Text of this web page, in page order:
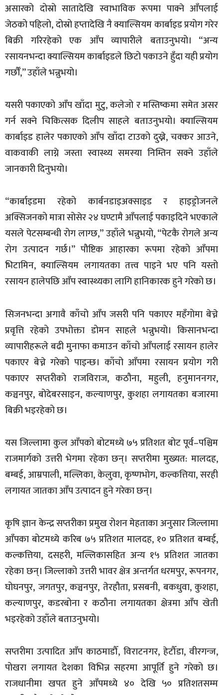
असारको दोस्रो सातादेखि स्वाभाविक रूपमा पाक्ने आँपलाई
जेठको पहिलो, दोस्रो हप्तादेखि नै क्याल्सियम कार्बाइड प्रयोग गरेर
बिक्री गरिरहेको एक आँप व्यापारीले बताउनुभयो। “अन्य
रसायनभन्दा क्याल्सियम कार्बाइडले छिटो पकाउने हुँदा यही प्रयोग
गर्छौँ,” उहाँले भन्नुभयो।
यसरी पकाएको आँप खाँदा मुटु, कलेजो र मस्तिष्कमा समेत असर
गर्न सक्ने चिकित्सक दिलीप साहले बताउनुभयो। क्याल्सियम
कार्बाइड हालेर पकाएको आँप खाँदा टाउको दुख्ने, चक्कर आउने,
वाकवाकी लाग्ने जस्ता स्वास्थ्य समस्या निम्तिन सक्ने उहाँले
जानकारी दिनुभयो।
“कार्बाइडमा रहेको कार्बनडाइअक्साइड र हाइड्रोजनले
अक्सिजनको मात्रा सोसेर २४ घण्टामै आँपलाई पकाइदिने भएकाले
यसले पेटसम्बन्धी रोग लाग्छ,” उहाँले भन्नुभयो, “पेटकै रोगले अन्य
रोग उत्पादन गर्छ।” पौष्टिक आहारका रूपमा रहेको आँपमा
भिटामिन, क्याल्सियम लगायतका तत्त्व पाइने भए पनि यस्तो
रसायन हालेपछि आँप स्वास्थ्यका लागि हानिकारक हुने गरेको छ।
सिजनभन्दा अगावै काँचो आँप जसरी पनि पकाएर महँगोमा बेच्ने
प्रवृत्ति रहेको उपभोक्ता डोमन साहले भन्नुभयो। किसानभन्दा
व्यापारीहरूले बढी मुनाफा कमाउन काँचो आँपलाई रसायन हालेर
पकाएर बेच्ने गरेको पाइन्छ। काँचो आँपमा रसायन प्रयोग गरी
पकाएर सप्तरीको राजविराज, कठौना, महुली, हनुमाननगर,
कञ्चनपुर, बोदेबरसाइन, कल्याणपुर, कुशहा लगायतका बजारमा
बिक्री भइरहेको छ।
यस जिल्लामा कुल आँपको बोटमध्ये ७५ प्रतिशत बोट पूर्व–पश्चिम
राजमार्गको उत्तरी भेगमा रहेका छन्। सप्तरीमा मुख्यत: मालदह,
बम्बई, आम्रपाली, मल्लिका, केलुवा, कृष्णभोग, कल्कत्तिया, सरही
लगायत जातका आँप उत्पादन हुने गरेका छन्।
कृषि ज्ञान केन्द्र सप्तरीका प्रमुख रोशन मेहताका अनुसार जिल्लामा
आँपका बोटमध्ये करिब ७५ प्रतिशत मालदह, १० प्रतिशत बम्बई,
कल्कत्तिया, दसहरी, मल्लिकासहित अन्य १५ प्रतिशत जातका
रहेका छन्। जिल्लाको उत्तरी भावर क्षेत्र अन्तर्गत धरमपुर, रूपनगर,
घोघनपुर, जगतपुर, कञ्चनपुर, तेरहौता, प्रसबनी, बकधुवा, कुशहा,
कल्याणपुर, कडरबोना र कठौना लगायतका क्षेत्रमा आँप खेती
भइरहेको उहाँले बताउनुभयो।
सप्तरीमा उत्पादित आँप काठमाडौँ, विराटनगर, हेटौँडा, वीरगन्ज,
पोखरा लगायत देशका विभिन्न सहरमा आपूर्ति हुने गरेको छ।
राजधानीमा खपत हुने आँपमध्ये ४० देखि ५० प्रतिशतसम्म